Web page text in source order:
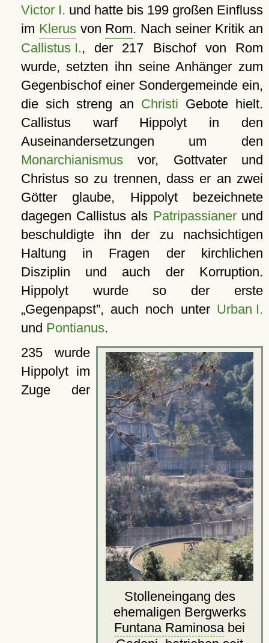
Victor I. und hatte bis 199 großen Einfluss
im Klerusvon Rom. Nach seiner Kritik an
Callistus I., der 217 Bischof von Rom
wurde, setzten ihn seine Anhänger zum
Gegenbischof einer Sondergemeinde ein,
die sich streng an Christi Gebote hielt.
Callistus warf Hippolyt in den
Auseinandersetzungen um den
Monarchianismusvor, Gottvater und
Christus so zu trennen, dass er an zwei
Götter glaube, Hippolyt bezeichnete
dagegen Callistus als Patripassianerund
beschuldigte ihn der zu nachsichtigen
Haltung in Fragen der kirchlichen
Disziplin und auch der Korruption.
Hippolyt wurde so der erste
Gegenpapst , auch noch unter Urban I.
und Pontianus.
Stolleneingang des
ehemaligen Bergwerks
Funtana Raminosabei
235 wurde
Hippolyt im
Zuge der